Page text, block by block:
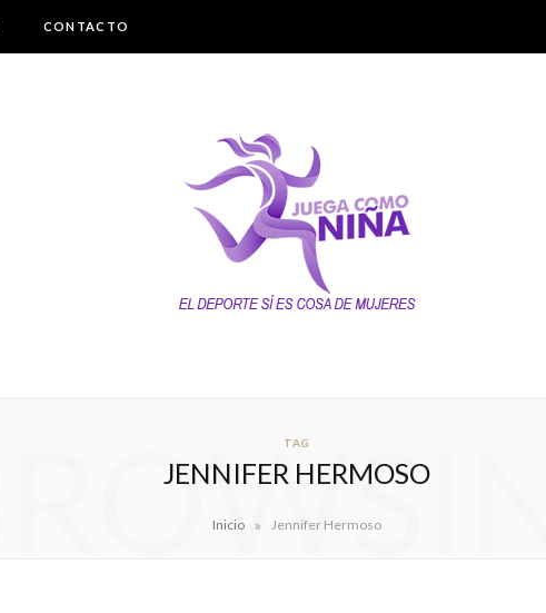
CONTACTO
TAG
JENNIFER HERMOSO
Inicio » Jennifer Hermoso